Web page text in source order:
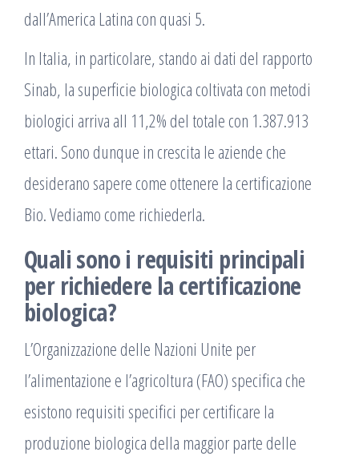
dall’America Latina con quasi 5.
In Italia, in particolare, stando ai dati del rapporto
Sinab, la superficie biologica coltivata con metodi
biologici arriva all 11,2% del totale con 1.387.913
ettari. Sono dunque in crescita le aziende che
desiderano sapere come ottenere la certificazione
Bio. Vediamo come richiederla.
Quali sono i requisiti principali
per richiedere la certificazione
biologica?
L’Organizzazione delle Nazioni Unite per
l’alimentazione e l’agricoltura (FAO) specifica che
esistono requisiti specifici per certificare la
produzione biologica della maggior parte delle